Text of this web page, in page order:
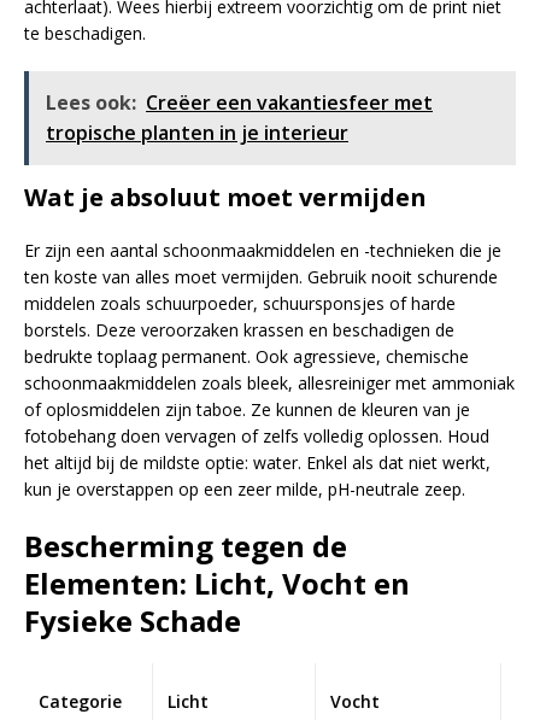
achterlaat). Wees hierbij extreem voorzichtig om de print niet
te beschadigen.
Lees ook: Creëer een vakantiesfeer met
tropische planten in je interieur
Wat je absoluut moet vermijden
Er zijn een aantal schoonmaakmiddelen en -technieken die je
ten koste van alles moet vermijden. Gebruik nooit schurende
middelen zoals schuurpoeder, schuursponsjes of harde
borstels. Deze veroorzaken krassen en beschadigen de
bedrukte toplaag permanent. Ook agressieve, chemische
schoonmaakmiddelen zoals bleek, allesreiniger met ammoniak
of oplosmiddelen zijn taboe. Ze kunnen de kleuren van je
fotobehang doen vervagen of zelfs volledig oplossen. Houd
het altijd bij de mildste optie: water. Enkel als dat niet werkt,
kun je overstappen op een zeer milde, pH-neutrale zeep.
Bescherming tegen de
Elementen: Licht, Vocht en
Fysieke Schade
Categorie Licht Vocht